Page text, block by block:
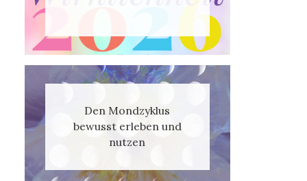
Den Mondzyklus
bewusst erleben und
nutzen